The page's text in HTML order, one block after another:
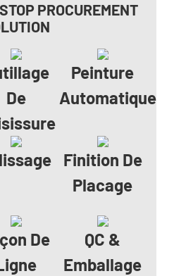
PROCUREMENT
De
Peinture
Automatique
Finition De
Placage
De
QC &
Emballage